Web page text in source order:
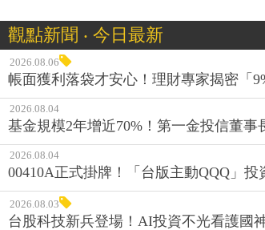
觀點新聞 ‧ 今日最新
2026.08.06
帳面獲利落袋才安心！理財專家揭密「
2026.08.04
基金規模2年增近70%！第一金投信董
2026.08.04
00410A正式掛牌！「台版主動QQQ」
2026.08.03
台股科技新兵登場！AI投資不光看護國